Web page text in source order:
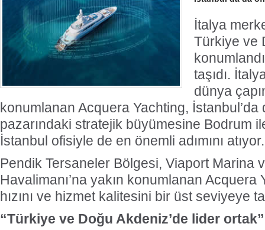
İtalya
Türkiye ve
taşıdı.
dünya
konumlanan Acquera Yachting, İstanbul’da
pazarındaki stratejik büyümesine Bodrum
İstanbul ofisiyle de en önemli adımını atıyor.
Pendik Tersaneler Bölgesi, Viaport Marina
Havalimanı’na yakın konumlanan
hızını ve hizmet kalitesini bir üst seviyeye
“Türkiye ve Doğu Akdeniz’de lider ortak”